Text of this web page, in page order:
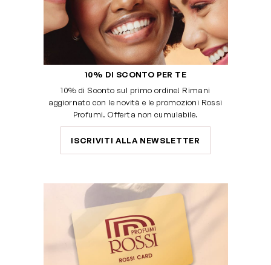
10% DI SCONTO PER TE
10% di Sconto sul primo ordine! Rimani
aggiornato con le novità e le promozioni Rossi
Profumi. Offerta non cumulabile.
ISCRIVITI ALLA NEWSLETTER